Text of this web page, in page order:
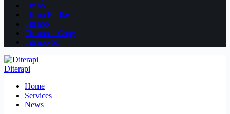
Titano
Titano Bu Ike
Titanoo
Titanoo – Copy
Titanoo SF
Diterapi
Home
Services
News